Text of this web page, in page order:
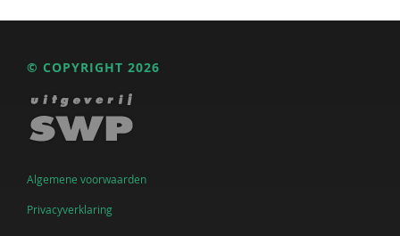
© COPYRIGHT 2026
Algemene voorwaarden
Privacyverklaring